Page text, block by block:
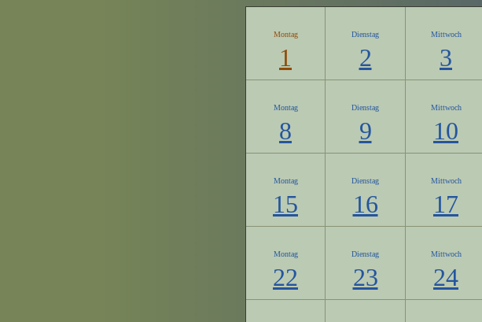
Montag
1
Dienstag
2
Mittwoch
3
Montag
8
Dienstag
9
Mittwoch
10
Montag
15
Dienstag
16
Mittwoch
17
Montag
22
Dienstag
23
Mittwoch
24